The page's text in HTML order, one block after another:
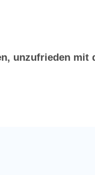
unzufrieden mit